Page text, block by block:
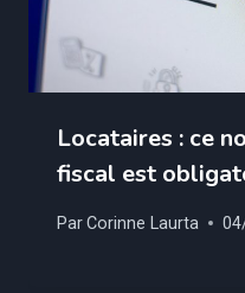
Locataires : ce
fiscal est
ParCorinne Laurta